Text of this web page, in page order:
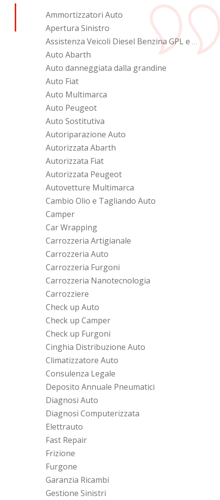
Ammortizzatori Auto
Apertura Sinistro
Assistenza Veicoli Diesel Benzina GPL e Metano
Auto Abarth
Auto danneggiata dalla grandine
Auto Fiat
Auto Multimarca
Auto Peugeot
Auto Sostitutiva
Autoriparazione Auto
Autorizzata Abarth
Autorizzata Fiat
Autorizzata Peugeot
Autovetture Multimarca
Cambio Olio e Tagliando Auto
Camper
Car Wrapping
Carrozzeria Artigianale
Carrozzeria Auto
Carrozzeria Furgoni
Carrozzeria Nanotecnologia
Carrozziere
Check up Auto
Check up Camper
Check up Furgoni
Cinghia Distribuzione Auto
Climatizzatore Auto
Consulenza Legale
Deposito Annuale Pneumatici
Diagnosi Auto
Diagnosi Computerizzata
Elettrauto
Fast Repair
Frizione
Furgone
Garanzia Ricambi
Gestione Sinistri